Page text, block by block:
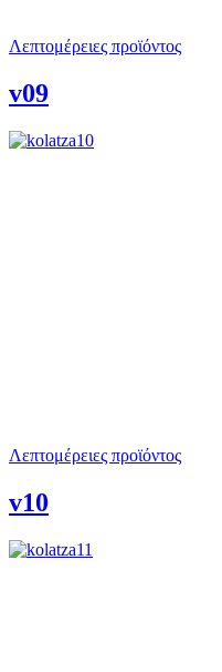
Λεπτομέρειες προϊόντος
v09
Λεπτομέρειες προϊόντος
v10